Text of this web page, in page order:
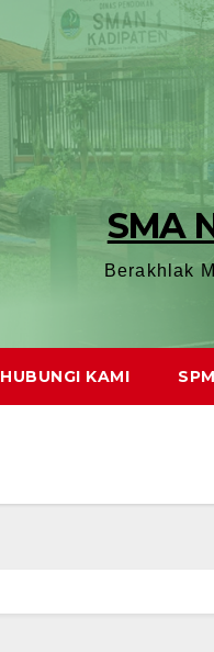
SMA
Berakhlak
HUBUNGI KAMI